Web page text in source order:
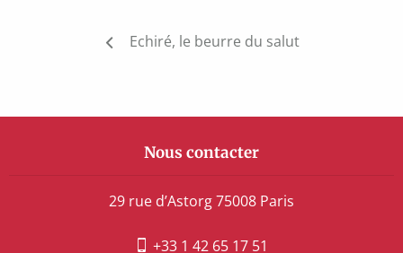
NavigationEchiré, le beurre du salut
Nous contacter
29 rue d’Astorg 75008 Paris
+33 1 42 65 17 51